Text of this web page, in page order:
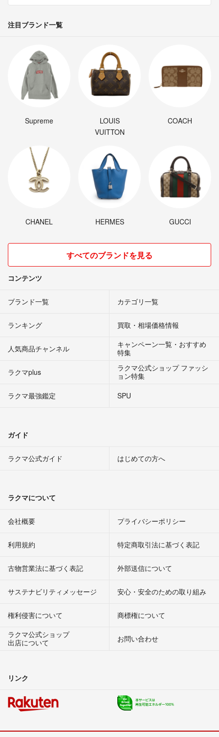
注目ブランド一覧
Supreme
LOUIS
VUITTON
COACH
CHANEL HERMES GUCCI
すべてのブランドを見る
コンテンツ
ブランド一覧 カテゴリ一覧
ランキング 買取・相場価格情報
人気商品チャンネル
キャンペーン一覧・おすすめ
特集
ラクマplus
ラクマ公式ショップ ファッシ
ョン特集
ラクマ最強鑑定
SPU
ガイド
ラクマ公式ガイド はじめての方へ
ラクマについて
会社概要 プライバシーポリシー
利用規約 特定商取引法に基づく表記
古物営業法に基づく表記 外部送信について
サステナビリティメッセージ 安心・安全のための取り組み
権利侵害について
商標権について
ラクマ公式ショップ
出店について
お問い合わせ
リンク